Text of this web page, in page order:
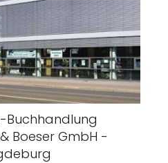
Buchhandlung
Boeser GmbH -